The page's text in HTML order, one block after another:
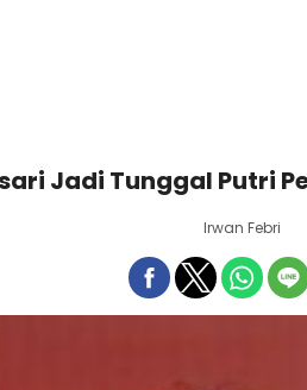
Jadi Tunggal Putri
Irwan Febri